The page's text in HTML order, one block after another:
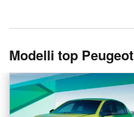
Modelli top Peugeot